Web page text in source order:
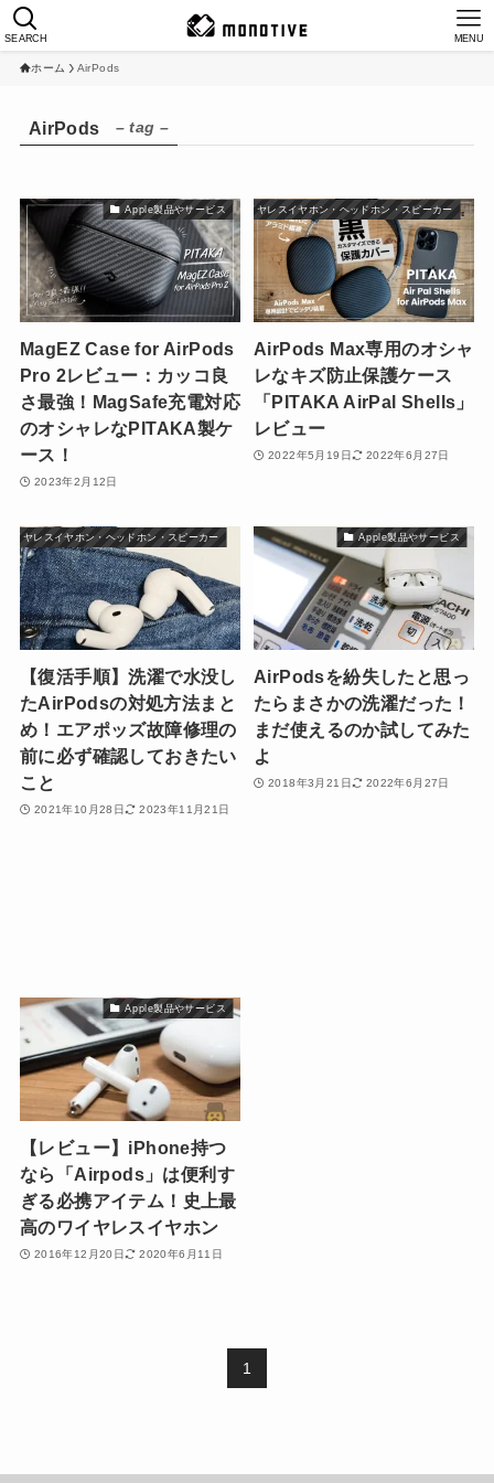
SEARCH MENU
ホーム AirPods
AirPods – tag –
Apple製品やサービス
MagEZ Case for AirPods
Pro 2レビュー：カッコ良
さ最強！MagSafe充電対応
のオシャレなPITAKA製ケ
ース！
2023年2月12日
ワイヤレスイヤホン・ヘッドホン・スピーカー
AirPods Max専用のオシャ
レなキズ防止保護ケース
「PITAKA AirPal Shells」
レビュー
2022年5月19日 2022年6月27日
ワイヤレスイヤホン・ヘッドホン・スピーカー
【復活手順】洗濯で水没し
たAirPodsの対処方法まと
め！エアポッズ故障修理の
前に必ず確認しておきたい
こと
2021年10月28日 2023年11月21日
Apple製品やサービス
AirPodsを紛失したと思っ
たらまさかの洗濯だった！
まだ使えるのか試してみた
よ
2018年3月21日 2022年6月27日
Apple製品やサービス
【レビュー】iPhone持つ
なら「Airpods」は便利す
ぎる必携アイテム！史上最
高のワイヤレスイヤホン
2016年12月20日 2020年6月11日
1